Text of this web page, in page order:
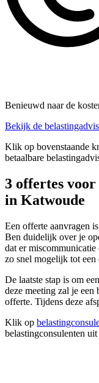
Benieuwd naar de
Bekijk de
Klik op bovenstaande
betaalbare
3 offertes voor
in Katwoude
Een offerte aanvragen
Ben duidelijk over je
dat er
zo snel mogelijk tot
De laatste stap is om
deze meeting zal je een
offerte. Tijdens deze
Klik op
belastingconsulenten